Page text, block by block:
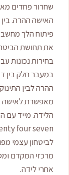
שחרור פחדים
האישה ההרה. בין
פיתוח הלך
את תחושת
בחירות נכונות
במעבר חלק בין
ההרה לבין
מאפשרת לאישה
הלידה. מייד עם
לביטחון עצמי
מרכזי המקדם
אחרי לידה.